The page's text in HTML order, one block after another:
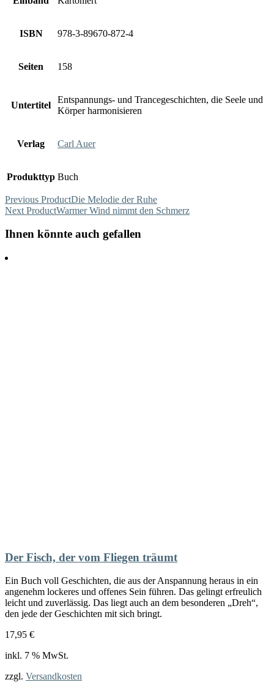
ISBN 978-3-89670-872-4
Seiten 158
Untertitel
Entspannungs- und Trancegeschichten, die Seele und
Körper harmonisieren
Verlag Carl Auer
Produkttyp Buch
Previous ProductDie Melodie der Ruhe
Next ProductWarmer Wind nimmt den Schmerz
Ihnen könnte auch gefallen
Der Fisch, der vom Fliegen träumt
Ein Buch voll Geschichten, die aus der Anspannung heraus in ein
angenehm lockeres und offenes Sein führen. Das gelingt erfreulich
leicht und zuverlässig. Das liegt auch an dem besonderen „Dreh“,
den jede der Geschichten mit sich bringt.
17,95 €
inkl. 7 % MwSt.
zzgl. Versandkosten